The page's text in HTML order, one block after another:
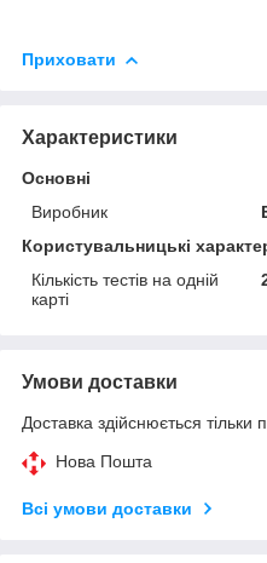
Приховати
Характеристики
Основні
Виробник
Користувальницькі
Кількість тестів на одній
карті
Умови доставки
Доставка здійснюється тільки
Нова Пошта
Всі умови доставки